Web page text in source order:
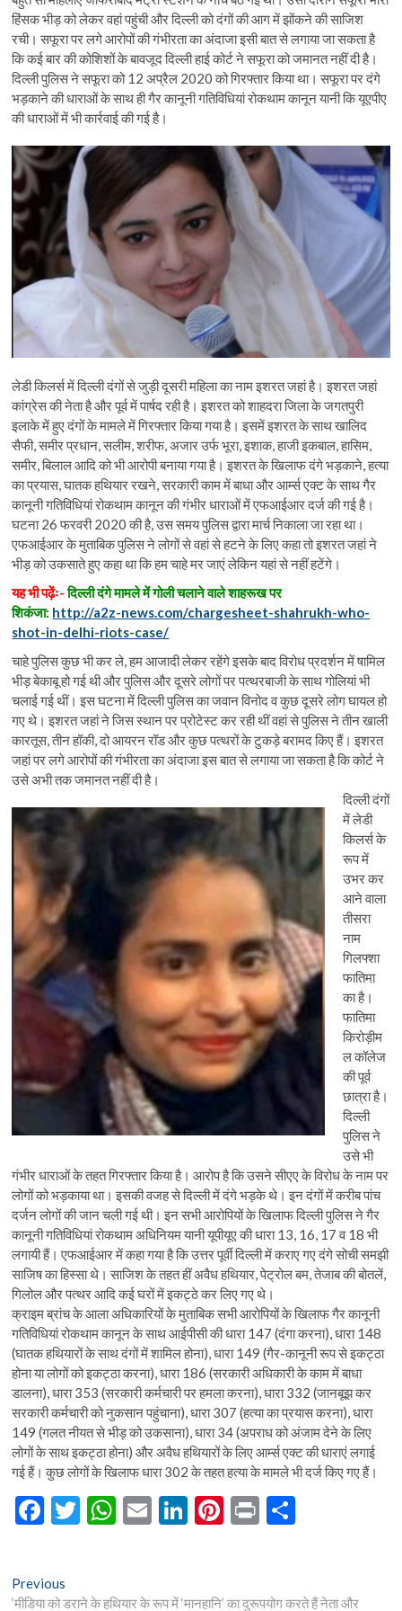
हिंसक भीड़ को लेकर वहां पहुंची और दिल्ली को दंगों की आग में झोंकने की साजिश
रची। सफूरा पर लगे आरोपों की गंभीरता का अंदाजा इसी बात से लगाया जा सकता है
कि कई बार की कोशिशों के बावजूद दिल्ली हाई कोर्ट ने सफूरा को जमानत नहीं दी है।
दिल्ली पुलिस ने सफूरा को 12 अप्रैल 2020 को गिरफ्तार किया था। सफूरा पर दंगे
भड़काने की धाराओं के साथ ही गैर कानूनी गतिविधियां रोकथाम कानून यानी कि यूएपीए
की धाराओं में भी कार्रवाई की गई है।
लेडी किलर्स में दिल्ली दंगों से जुड़ी दूसरी महिला का नाम इशरत जहां है। इशरत जहां
कांग्रेस की नेता है और पूर्व में पार्षद रही है। इशरत को शाहदरा जिला के जगतपुरी
इलाके में हुए दंगों के मामले में गिरफ्तार किया गया है। इसमें इशरत के साथ खालिद
सैफी, समीर प्रधान, सलीम, शरीफ, अजार उर्फ भूरा, इशाक, हाजी इकबाल, हासिम,
समीर, बिलाल आदि को भी आरोपी बनाया गया है। इशरत के खिलाफ दंगे भड़काने, हत्या
का प्रयास, घातक हथियार रखने, सरकारी काम में बाधा और आर्म्स एक्ट के साथ गैर
कानूनी गतिविधियां रोकथाम कानून की गंभीर धाराओं में एफआईआर दर्ज की गई है।
घटना 26 फरवरी 2020 की है, उस समय पुलिस द्वारा मार्च निकाला जा रहा था।
एफआईआर के मुताबिक पुलिस ने लोगों से वहां से हटने के लिए कहा तो इशरत जहां ने
भीड़ को उकसाते हुए कहा था कि हम चाहे मर जाएं लेकिन यहां से नहीं हटेंगे।
यह भी पढ़ेंः-दिल्ली दंगे मामले में गोली चलाने वाले शाहरूख पर
शिकंजा: http://a2z-news.com/chargesheet-shahrukh-who-
shot-in-delhi-riots-case/
चाहे पुलिस कुछ भी कर ले, हम आजादी लेकर रहेंगे इसके बाद विरोध प्रदर्शन में षामिल
भीड़ बेकाबू हो गई थी और पुलिस और दूसरे लोगों पर पत्थरबाजी के साथ गोलियां भी
चलाई गई थीं। इस घटना में दिल्ली पुलिस का जवान विनोद व कुछ दूसरे लोग घायल हो
गए थे। इशरत जहां ने जिस स्थान पर प्रोटेस्ट कर रही थीं वहां से पुलिस ने तीन खाली
कारतूस, तीन हॉकी, दो आयरन रॉड और कुछ पत्थरों के टुकड़े बरामद किए हैं। इशरत
जहां पर लगे आरोपों की गंभीरता का अंदाजा इस बात से लगाया जा सकता है कि कोर्ट ने
उसे अभी तक जमानत नहीं दी है।
दिल्ली दंगों
में लेडी
किलर्स के
रूप में
उभर कर
आने वाला
तीसरा
नाम
गिलफ्शा
फातिमा
का है।
फातिमा
किरोड़ीम
ल कॉलेज
की पूर्व
छात्रा है।
दिल्ली
पुलिस ने
उसे भी
गंभीर धाराओं के तहत गिरफ्तार किया है। आरोप है कि उसने सीएए के विरोध के नाम पर
लोगों को भड़काया था। इसकी वजह से दिल्ली में दंगे भड़के थे। इन दंगों में करीब पांच
दर्जन लोगों की जान चली गई थी। इन सभी आरोपियों के खिलाफ दिल्ली पुलिस ने गैर
कानूनी गतिविधियां रोकथाम अधिनियम यानी यूपीयूए की धारा 13, 16, 17 व 18 भी
लगायी हैं। एफआईआर में कहा गया है कि उत्तर पूर्वी दिल्ली में कराए गए दंगे सोची समझी
साजिष का हिस्सा थे। साजिश के तहत हीं अवैध हथियार, पेट्रोल बम, तेजाब की बोतलें,
गिलोल और पत्थर आदि कई घरों में इकट्ठे कर लिए गए थे।
क्राइम ब्रांच के आला अधिकारियों के मुताबिक सभी आरोपियों के खिलाफ गैर कानूनी
गतिविधियां रोकथाम कानून के साथ आईपीसी की धारा 147 (दंगा करना), धारा 148
(घातक हथियारों के साथ दंगों में शामिल होना), धारा 149 (गैर-कानूनी रूप से इकट्ठा
होना या लोगों को इकट्ठा करना), धारा 186 (सरकारी अधिकारी के काम में बाधा
डालना), धारा 353 (सरकारी कर्मचारी पर हमला करना), धारा 332 (जानबूझ कर
सरकारी कर्मचारी को नुकसान पहुंचाना), धारा 307 (हत्या का प्रयास करना), धारा
149 (गलत नीयत से भीड़ को उकसाना), धारा 34 (अपराध को अंजाम देने के लिए
लोगों के साथ इकट्ठा होना) और अवैध हथियारों के लिए आर्म्स एक्ट की धाराएं लगाई
गई हैं। कुछ लोगों के खिलाफ धारा 302 के तहत हत्या के मामले भी दर्ज किए गए हैं।
F
b
T
er
W
s
E
l
Li
dI
Pi
es
Pr
e
Post
Previous
post:
‘मीडिया को डराने के हथियार के रूप में ‘मानहानि’ का दुरूपयोग करते हैं नेता और